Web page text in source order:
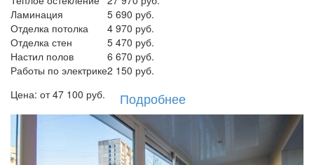
Ламинация
5 690 руб.
Отделка потолка
4 970 руб.
Отделка стен
5 470 руб.
Настил полов
6 670 руб.
Работы по электрике2 150 руб.
Цена: от47 100 руб. Подробнее